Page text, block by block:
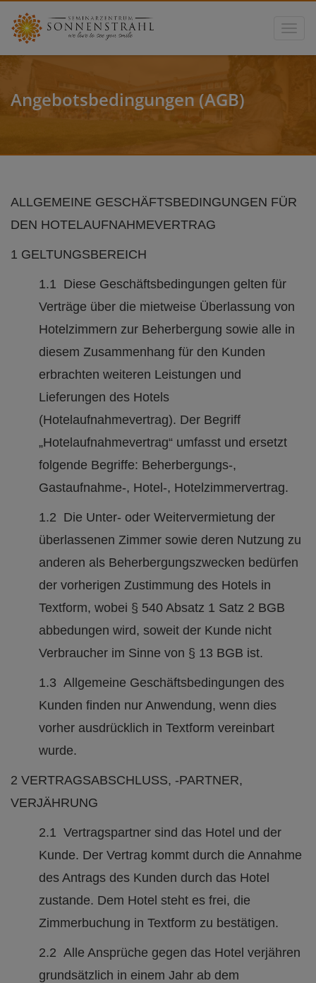
Angebotsbedingungen (AGB)
ALLGEMEINE GESCHÄFTSBEDINGUNGEN FÜR
DEN HOTELAUFNAHMEVERTRAG
1 GELTUNGSBEREICH
1.1 Diese Geschäftsbedingungen gelten für
Verträge über die mietweise Überlassung von
Hotelzimmern zur Beherbergung sowie alle in
diesem Zusammenhang für den Kunden
erbrachten weiteren Leistungen und
Lieferungen des Hotels
(Hotelaufnahmevertrag). Der Begriff
„Hotelaufnahmevertrag“ umfasst und ersetzt
folgende Begriffe: Beherbergungs-,
Gastaufnahme-, Hotel-, Hotelzimmervertrag.
1.2 Die Unter- oder Weitervermietung der
überlassenen Zimmer sowie deren Nutzung zu
anderen als Beherbergungszwecken bedürfen
der vorherigen Zustimmung des Hotels in
Textform, wobei § 540 Absatz 1 Satz 2 BGB
abbedungen wird, soweit der Kunde nicht
Verbraucher im Sinne von § 13 BGB ist.
1.3 Allgemeine Geschäftsbedingungen des
Kunden finden nur Anwendung, wenn dies
vorher ausdrücklich in Textform vereinbart
wurde.
2 VERTRAGSABSCHLUSS, -PARTNER,
VERJÄHRUNG
2.1 Vertragspartner sind das Hotel und der
Kunde. Der Vertrag kommt durch die Annahme
des Antrags des Kunden durch das Hotel
zustande. Dem Hotel steht es frei, die
Zimmerbuchung in Textform zu bestätigen.
2.2 Alle Ansprüche gegen das Hotel verjähren
grundsätzlich in einem Jahr ab dem